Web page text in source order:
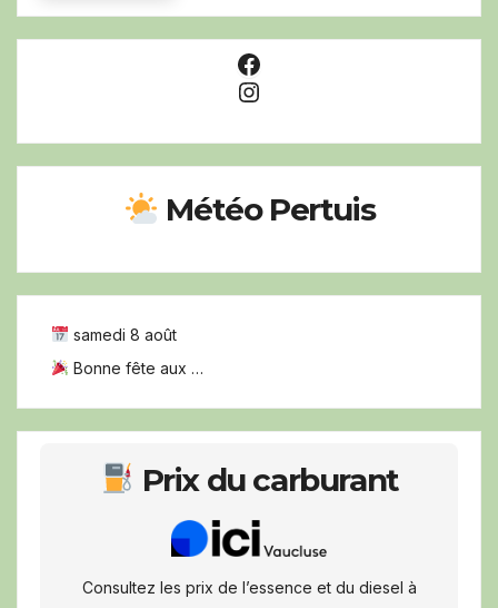
Facebook
Instagram
Météo Pertuis
samedi 8 août
Bonne fête aux …
Prix du carburant
Consultez les prix de l’essence et du diesel à